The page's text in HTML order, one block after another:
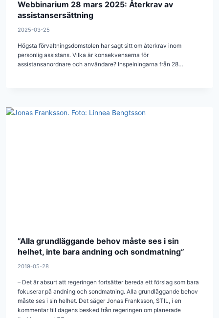
Webbinarium 28 mars 2025: Återkrav av
assistansersättning
2025-03-25
Högsta förvaltningsdomstolen har sagt sitt om återkrav inom
personlig assistans. Vilka är konsekvenserna för
assistansanordnare och användare? Inspelningarna från 28…
”Alla grundläggande behov måste ses i sin
helhet, inte bara andning och sondmatning”
2019-05-28
– Det är absurt att regeringen fortsätter bereda ett förslag som bara
fokuserar på andning och sondmatning. Alla grundläggande behov
måste ses i sin helhet. Det säger Jonas Franksson, STIL, i en
kommentar till dagens besked från regeringen om planerade